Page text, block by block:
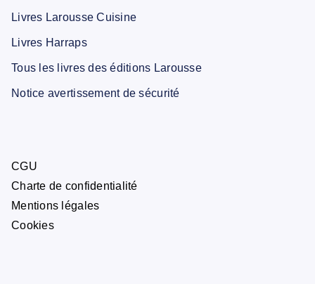
Livres Larousse Cuisine
Livres Harraps
Tous les livres des éditions Larousse
Notice avertissement de sécurité
CGU
Charte de confidentialité
Mentions légales
Cookies